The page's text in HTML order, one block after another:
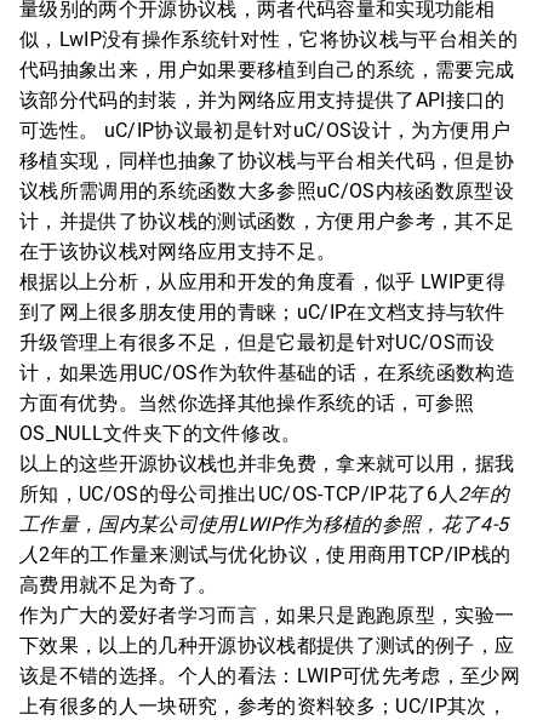
量级别的两个开源协议栈，两者代码容量和实现功能相
似，LwIP没有操作系统针对性，它将协议栈与平台相关的
代码抽象出来，用户如果要移植到自己的系统，需要完成
该部分代码的封装，并为网络应用支持提供了API接口的
可选性。 uC/IP协议最初是针对uC/OS设计，为方便用户
移植实现，同样也抽象了协议栈与平台相关代码，但是协
议栈所需调用的系统函数大多参照uC/OS内核函数原型设
计，并提供了协议栈的测试函数，方便用户参考，其不足
在于该协议栈对网络应用支持不足。
根据以上分析，从应用和开发的角度看，似乎 LWIP更得
到了网上很多朋友使用的青睐；uC/IP在文档支持与软件
升级管理上有很多不足，但是它最初是针对UC/OS而设
计，如果选用UC/OS作为软件基础的话，在系统函数构造
方面有优势。当然你选择其他操作系统的话，可参照
OS_NULL文件夹下的文件修改。
以上的这些开源协议栈也并非免费，拿来就可以用，据我
所知，UC/OS的母公司推出UC/OS-TCP/IP花了6人2年的
工作量，国内某公司使用LWIP作为移植的参照，花了4-5
人2年的工作量来测试与优化协议，使用商用TCP/IP栈的
高费用就不足为奇了。
作为广大的爱好者学习而言，如果只是跑跑原型，实验一
下效果，以上的几种开源协议栈都提供了测试的例子，应
该是不错的选择。个人的看法：LWIP可优先考虑，至少网
上有很多的人一块研究，参考的资料较多；UC/IP其次，